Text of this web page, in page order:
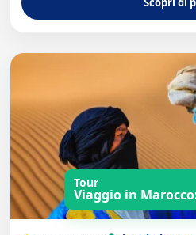
Tour
Viaggio in